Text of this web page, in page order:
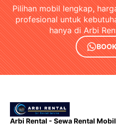
Pilihan mobil lengkap,
profesional untuk
hanya di Arbi
Arbi Rental - Sewa Rental